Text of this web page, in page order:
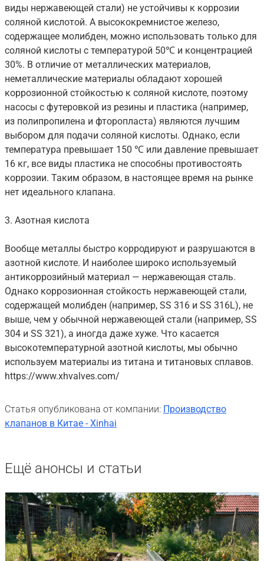
виды нержавеющей стали) не устойчивы к коррозии
соляной кислотой. А высококремнистое железо,
содержащее молибден, можно использовать только для
соляной кислоты с температурой 50℃ и концентрацией
30%. В отличие от металлических материалов,
неметаллические материалы обладают хорошей
коррозионной стойкостью к соляной кислоте, поэтому
насосы с футеровкой из резины и пластика (например,
из полипропилена и фторопласта) являются лучшим
выбором для подачи соляной кислоты. Однако, если
температура превышает 150 ℃ или давление превышает
16 кг, все виды пластика не способны противостоять
коррозии. Таким образом, в настоящее время на рынке
нет идеального клапана.
3. Азотная кислота
Вообще металлы быстро корродируют и разрушаются в
азотной кислоте. И наиболее широко используемый
антикоррозийный материал — нержавеющая сталь.
Однако коррозионная стойкость нержавеющей стали,
содержащей молибден (например, SS 316 и SS 316L), не
выше, чем у обычной нержавеющей стали (например, SS
304 и SS 321), а иногда даже хуже. Что касается
высокотемпературной азотной кислоты, мы обычно
используем материалы из титана и титановых сплавов.
https://www.xhvalves.com/
Статья опубликована от компании: Производство
клапанов в Китае - Xinhai
Ещё анонсы и статьи